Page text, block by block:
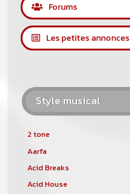
Forums
Les petites annonces
Style musical
2 tone
Aarfa
Acid Breaks
Acid House